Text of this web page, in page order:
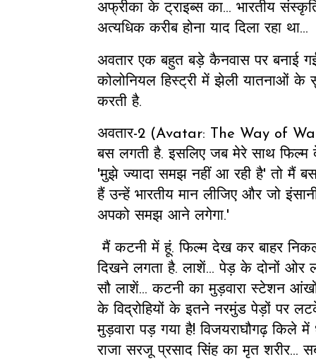
अफ्रीका के ट्राइब्स का... भारतीय
अत्यधिक करीब होना याद दिला रहा था...
अवतार एक बहुत बड़े कैनवास पर बनाई
कोलोनियल हिस्ट्री में झेली यातनाओं के
करती है.
अवतार-2 (Avatar: The Way of
बस लगती है. इसलिए जब मेरे साथ फिल्म
'मुझे ज्यादा समझ नहीं आ रही है' तो मैं
हैं उन्हें भारतीय मान लीजिए और जो
अपको समझ आने लगेगा.'
मैं कटनी में हूं. फिल्म देख कर बाहर
दिखने लगता है. लाशें... पेड़ के दोनों ओर
सौ लाशें... कटनी का मुड़वारा स्टेशन
के विद्रोहियों के इतने नरमुंड पेड़ों पर
मुड़वारा पड़ गया है! विजयराघौगढ़ किले में
राजा सरजू प्रसाद सिंह का मृत